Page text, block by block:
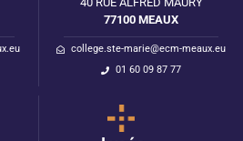
77100 MEAUX
college.ste-marie@ecm-meaux.eu
01 60 09 87 77